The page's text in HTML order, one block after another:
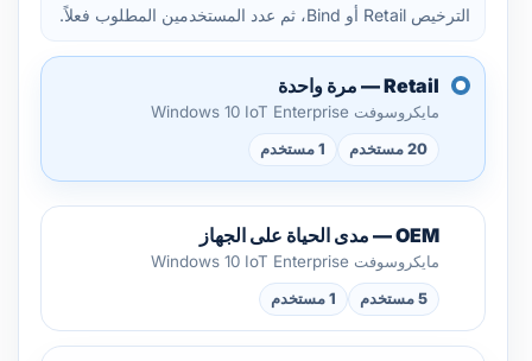
الترخيص Retail أو Bind، ثم عدد المستخدمين المطلوب فعلاً.
Retail — مرة واحدة
مايكروسوفت Windows 10 IoT Enterprise
20 مستخدم 1 مستخدم
OEM — مدى الحياة على الجهاز
مايكروسوفت Windows 10 IoT Enterprise
5 مستخدم 1 مستخدم